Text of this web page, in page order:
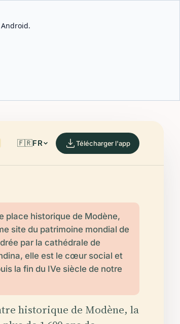
🇫🇷FR Télécharger l'app
place historique de Modène,
site du patrimoine mondial de
par la cathédrale de
elle est le cœur social et
la fin du IVe siècle de notre
historique de Modène, la